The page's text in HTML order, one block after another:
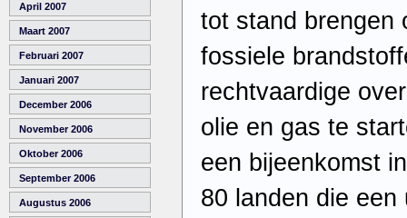
April 2007
Maart 2007
Februari 2007
Januari 2007
December 2006
November 2006
Oktober 2006
September 2006
Augustus 2006
tot stand brengen
fossiele
rechtvaardige
olie en gas te
een bijeenkomst
80 landen die